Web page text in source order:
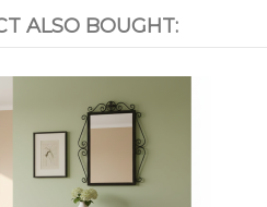
ALSO BOUGHT: